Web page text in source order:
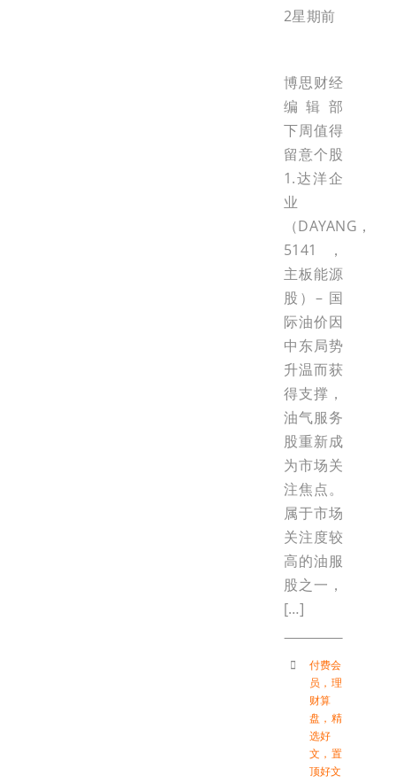
2星期前
博思财经
编辑部
下周值得
留意个股
1.达洋企
业
（DAYANG，
5141，
主板能源
股）– 国
际油价因
中东局势
升温而获
得支撑，
油气服务
股重新成
为市场关
注焦点。
属于市场
关注度较
高的油服
股之一，
[…]
付费会
员 ， 理
财算
盘 ， 精
选好
文 ， 置
顶好文